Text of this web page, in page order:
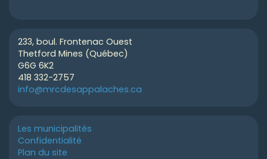
233, boul. Frontenac Ouest
Thetford Mines (Québec)
G6G 6K2
418 332-2757
info@mrcdesappalaches.ca
Les municipalités
Confidentialité
Plan du site